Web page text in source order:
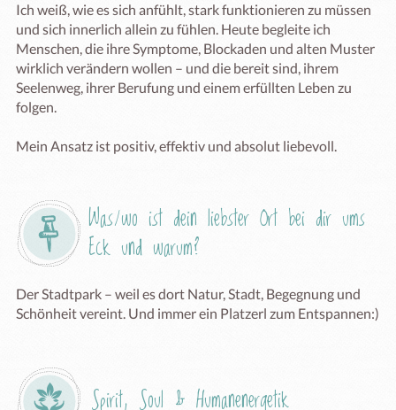
Ich weiß, wie es sich anfühlt, stark funktionieren zu müssen
und sich innerlich allein zu fühlen. Heute begleite ich
Menschen, die ihre Symptome, Blockaden und alten Muster
wirklich verändern wollen – und die bereit sind, ihrem
Seelenweg, ihrer Berufung und einem erfüllten Leben zu
folgen.
Mein Ansatz ist positiv, effektiv und absolut liebevoll.
Was/wo ist dein liebster Ort bei dir ums
Eck und warum?
Der Stadtpark – weil es dort Natur, Stadt, Begegnung und
Schönheit vereint. Und immer ein Platzerl zum Entspannen:)
Spirit, Soul & Humanenergetik